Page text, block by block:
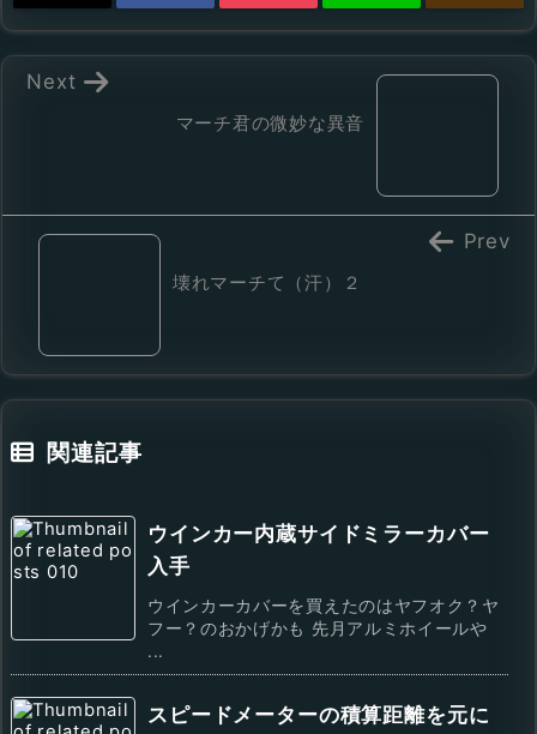
マーチ君の微妙な異音
Next
壊れマーチて（汗）２
Prev
関連記事
ウインカー内蔵サイドミラーカバー
入手
ウインカーカバーを買えたのはヤフオク？ヤ
フー？のおかげかも 先月アルミホイールや
...
スピードメーターの積算距離を元に